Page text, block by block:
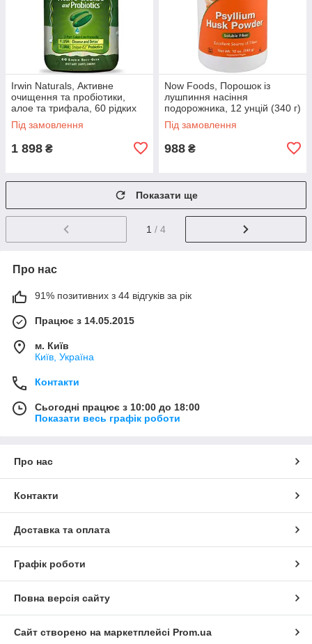
Irwin Naturals, Активне
очищення та пробіотики,
алое та трифала, 60 рідких
гелевих капсул
Під замовлення
1 898 ₴
Now Foods, Порошок із
лушпиння насіння
подорожника, 12 унцій (340 г)
Під замовлення
988 ₴
Показати ще
1 / 4
Про нас
91% позитивних з 44 відгуків за рік
Працює з 14.05.2015
м. Київ
Київ, Україна
Контакти
Сьогодні працює з 10:00 до 18:00
Показати весь графік роботи
Про нас
Контакти
Доставка та оплата
Графік роботи
Повна версія сайту
Сайт створено на маркетплейсі Prom.ua